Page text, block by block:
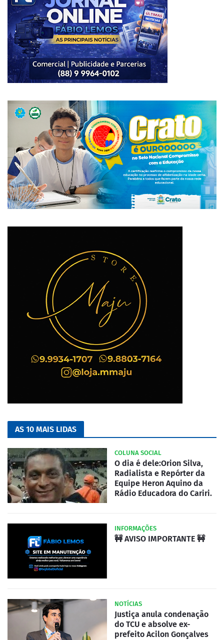
AS 10 MAIS LIDAS
COLUNA SOCIAL
O dia é dele:Orion Silva,
Radialista e Repórter da
Equipe Heron Aquino da
Rádio Educadora do Cariri.
INFORMAÇÕES
🚧 AVISO IMPORTANTE 🚧
NOTÍCIAS
Justiça anula condenação
do TCU e absolve ex-
prefeito Acilon Gonçalves